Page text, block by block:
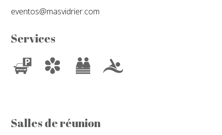
eventos@masvidrier.com
Services
Salles de réunion